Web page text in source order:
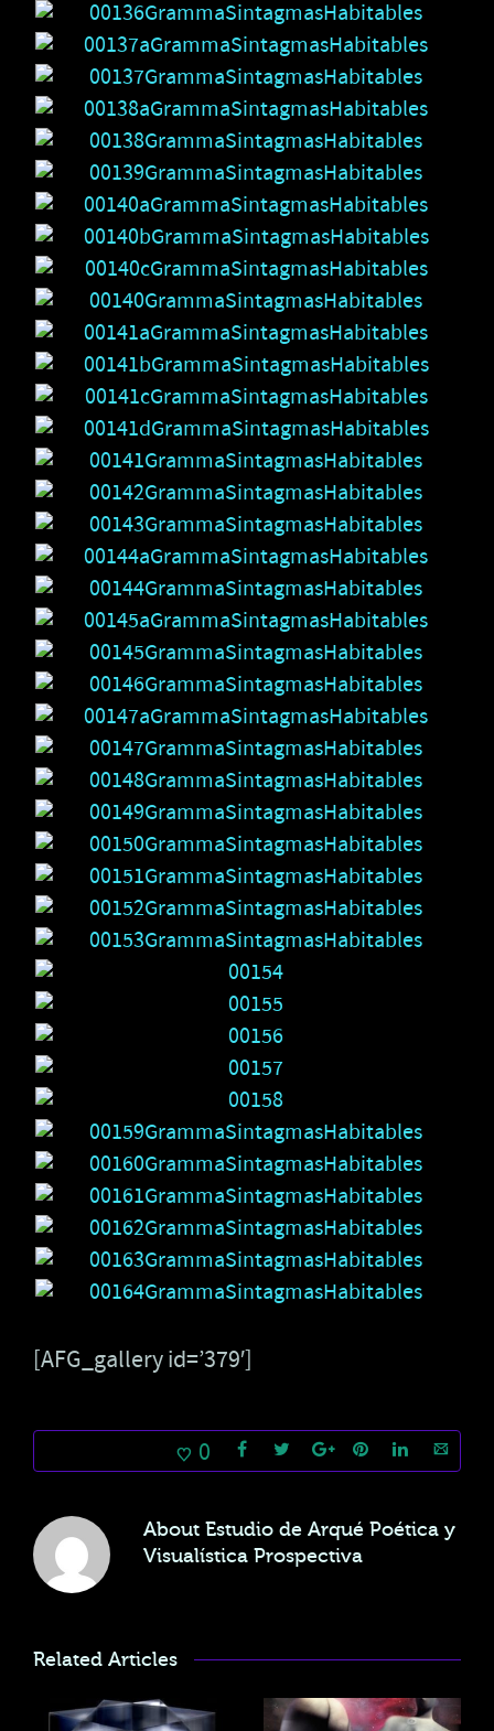
[AFG_gallery id=’379′]
0
About Estudio de Arqué Poética y
Visualística Prospectiva
Related Articles